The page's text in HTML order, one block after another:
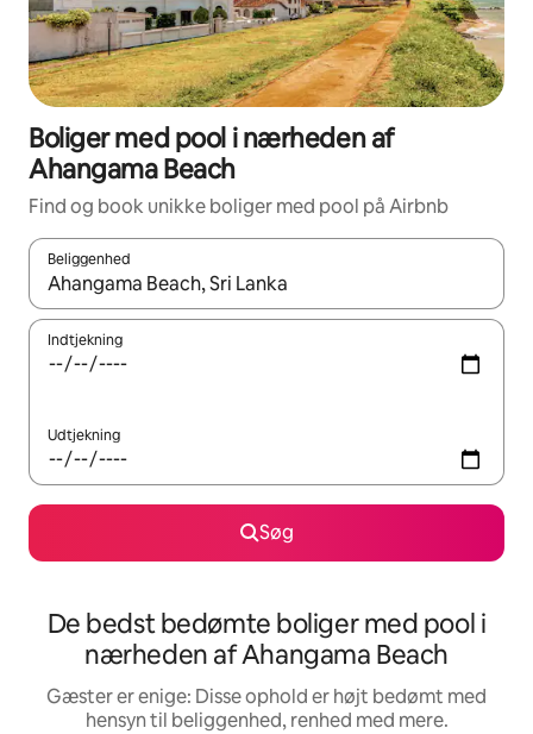
Boliger med pool i nærheden af
Ahangama Beach
Find og book unikke boliger med pool på Airbnb
Beliggenhed
Når resultaterne er tilgængelige, skal du navigere med
Indtjekning
Udtjekning
Søg
De bedst bedømte boliger med pool i
nærheden af Ahangama Beach
Gæster er enige: Disse ophold er højt bedømt med
hensyn til beliggenhed, renhed med mere.